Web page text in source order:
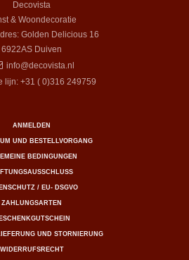
Decovista
& Woondecoratie
Golden Delicious 16
6922AS Duiven
info@decovista.nl
lijn: +31 ( 0)316 249759
ANMELDEN
UND BESTELLVORGANG
BEDINGUNGEN
/ EU- DSGVO
ZAHLUNGSARTEN
UND STORNIERUNG
WIDERRUFSRECHT